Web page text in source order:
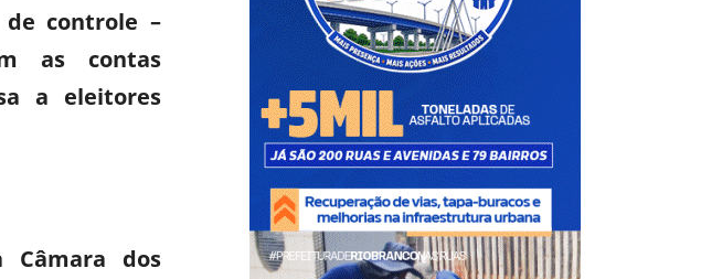
controle –
as contas
a eleitores
dos